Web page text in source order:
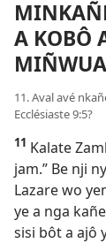
A KOBÔ
11. Aval avé
Ecclésiaste 9:5?
11 Kalate
jam.” Be nji
Lazare wo
ye a nga
sisi bôt a ajô